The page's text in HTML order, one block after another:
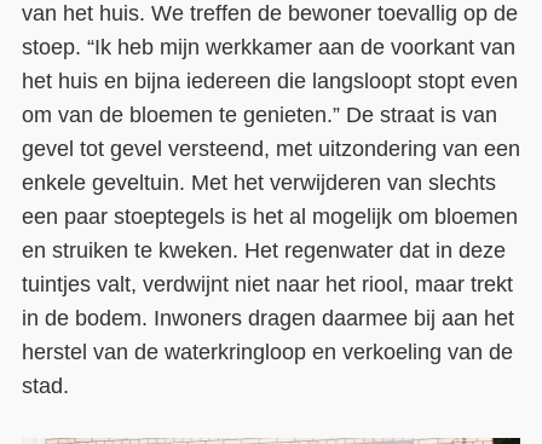
van het huis. We treffen de bewoner toevallig op de
stoep. “Ik heb mijn werkkamer aan de voorkant van
het huis en bijna iedereen die langsloopt stopt even
om van de bloemen te genieten.” De straat is van
gevel tot gevel versteend, met uitzondering van een
enkele geveltuin. Met het verwijderen van slechts
een paar stoeptegels is het al mogelijk om bloemen
en struiken te kweken. Het regenwater dat in deze
tuintjes valt, verdwijnt niet naar het riool, maar trekt
in de bodem. Inwoners dragen daarmee bij aan het
herstel van de waterkringloop en verkoeling van de
stad.